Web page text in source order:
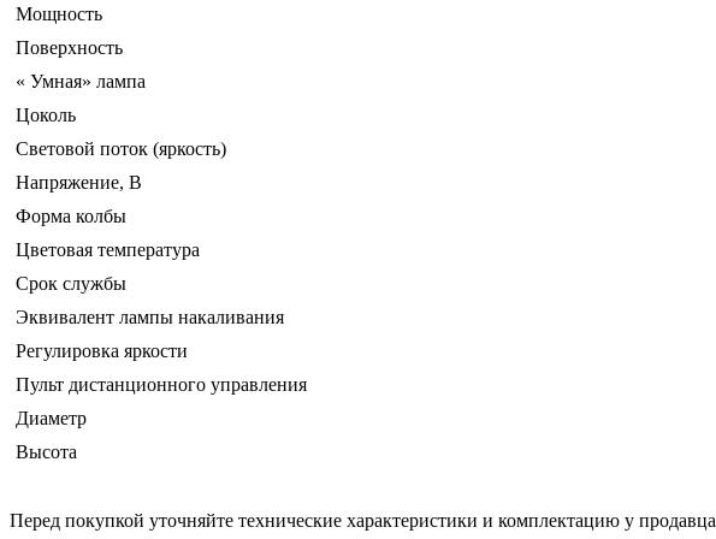
Мощность
Поверхность
« Умная» лампа
Цоколь
Световой поток (яркость)
Напряжение, В
Форма колбы
Цветовая температура
Срок службы
Эквивалент лампы накаливания
Регулировка яркости
Пульт дистанционного управления
Диаметр
Высота
Перед покупкой уточняйте технические характеристики и комплектацию у продавца